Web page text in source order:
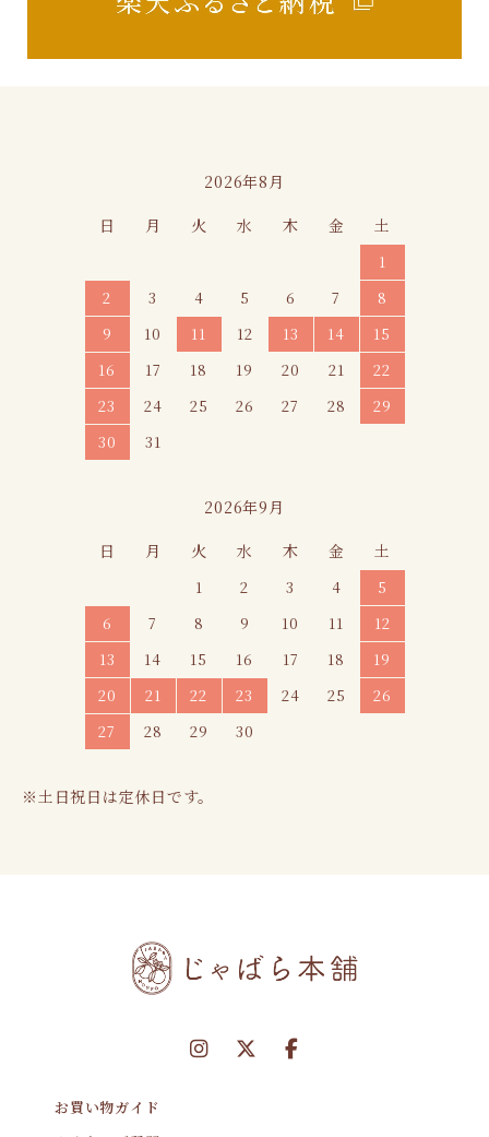
2026年8月
日
月 火 水 木 金 土
1
2
3 4 5 6 7
8
9
10 11 12 13 14
15
16
17 18 19 20 21
22
23
24 25 26 27 28
29
30
31
2026年9月
日
月 火 水 木 金 土
1 2 3 4
5
6
7 8 9 10 11
12
13
14 15 16 17 18
19
20
21 22 23 24 25
26
27
28 29 30
※土日祝日は定休日です。
お買い物ガイド